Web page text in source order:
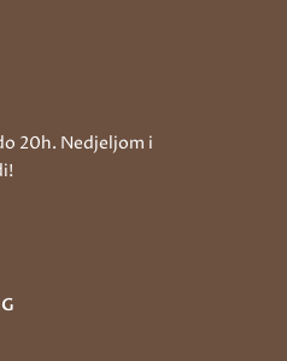
20h. Nedjeljom i